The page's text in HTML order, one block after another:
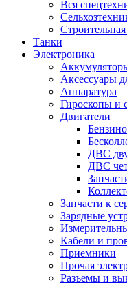
Вся
Танки
Электроника
Аксессуары
Аппаратура
Гироскопы и
Двигатели
ДВС
ДВС
Запчасти к
Зарядные
Кабели и
Приемники
Прочая
Разъемы и